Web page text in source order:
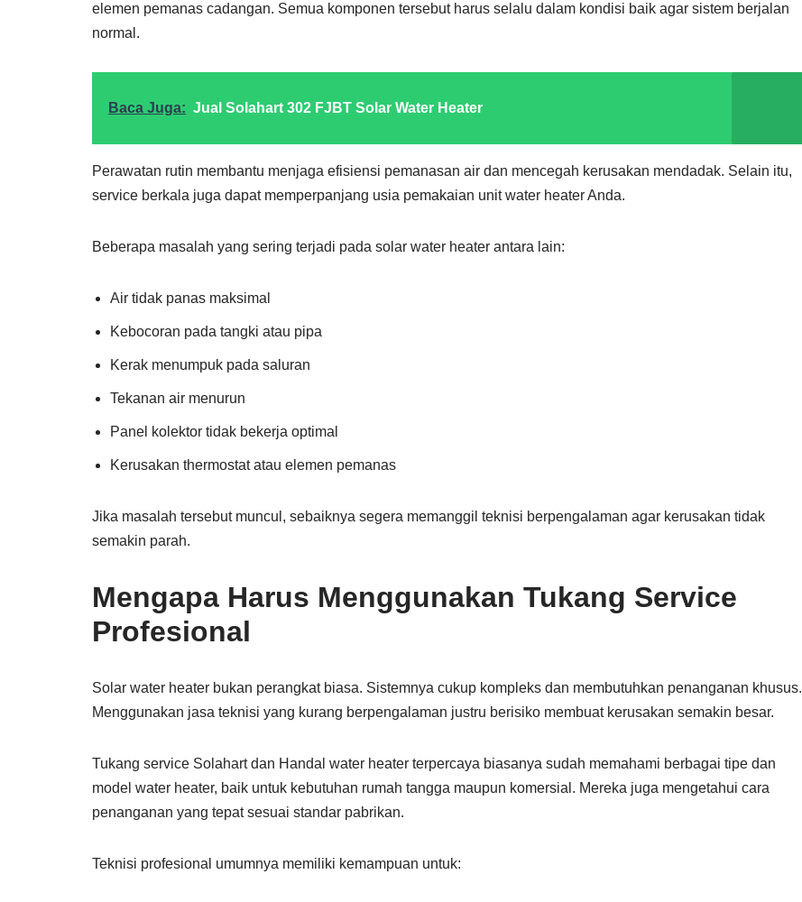
elemen pemanas cadangan. Semua komponen tersebut harus selalu dalam kondisi baik agar sistem berjalan
normal.
Baca Juga: Jual Solahart 302 FJBT Solar Water Heater
Perawatan rutin membantu menjaga efisiensi pemanasan air dan mencegah kerusakan mendadak. Selain itu,
service berkala juga dapat memperpanjang usia pemakaian unit water heater Anda.
Beberapa masalah yang sering terjadi pada solar water heater antara lain:
Air tidak panas maksimal
Kebocoran pada tangki atau pipa
Kerak menumpuk pada saluran
Tekanan air menurun
Panel kolektor tidak bekerja optimal
Kerusakan thermostat atau elemen pemanas
Jika masalah tersebut muncul, sebaiknya segera memanggil teknisi berpengalaman agar kerusakan tidak
semakin parah.
Mengapa Harus Menggunakan Tukang Service
Profesional
Solar water heater bukan perangkat biasa. Sistemnya cukup kompleks dan membutuhkan penanganan khusus.
Menggunakan jasa teknisi yang kurang berpengalaman justru berisiko membuat kerusakan semakin besar.
Tukang service Solahart dan Handal water heater terpercaya biasanya sudah memahami berbagai tipe dan
model water heater, baik untuk kebutuhan rumah tangga maupun komersial. Mereka juga mengetahui cara
penanganan yang tepat sesuai standar pabrikan.
Teknisi profesional umumnya memiliki kemampuan untuk: